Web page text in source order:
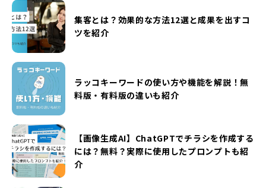
集客とは？効果的な方法12選と成果を出すコ
ツを紹介
ラッコキーワードの使い方や機能を解説！無
料版・有料版の違いも紹介
【画像生成AI】ChatGPTでチラシを作成する
には？無料？実際に使用したプロンプトも紹
介